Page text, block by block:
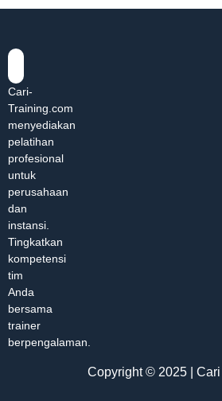
Cari-
Training.com
menyediakan
pelatihan
profesional
untuk
perusahaan
dan
instansi.
Tingkatkan
kompetensi
tim
Anda
bersama
trainer
berpengalaman.
Copyright © 2025 |